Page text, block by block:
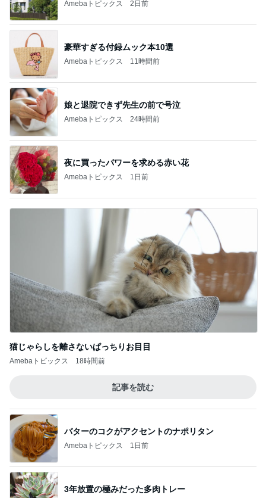
Amebaトピックス 2日前
豪華すぎる付録ムック本10選
Amebaトピックス 11時間前
娘と退院できず先生の前で号泣
Amebaトピックス 24時間前
夜に買ったパワーを求める赤い花
Amebaトピックス 1日前
猫じゃらしを離さないぱっちりお目目
Amebaトピックス 18時間前
記事を読む
バターのコクがアクセントのナポリタン
Amebaトピックス 1日前
3年放置の極みだった多肉トレー